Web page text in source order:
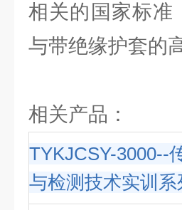
相关的国家标准
与带绝缘护套的
相关产品：
TYKJCSY-3000--
与检测技术实训系